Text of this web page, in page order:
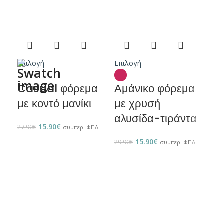
Επιλογή
Casual φόρεμα
με κοντό μανίκι
27.90€ 15.90€ συμπερ. ΦΠΑ
Επιλογή
Αμάνικο φόρεμα
με χρυσή
αλυσίδα-τιράντα
29.90€ 15.90€ συμπερ. ΦΠΑ